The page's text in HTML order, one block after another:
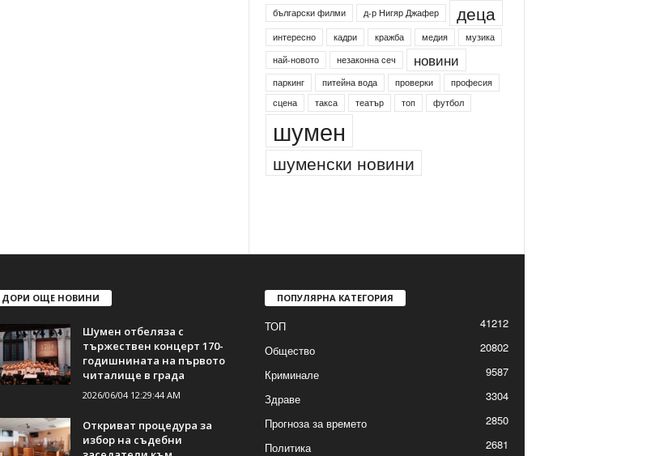
ПИН-код
Синя зона Яворов
банкомат
български филми
д-р Нигяр Джафер деца
интересно кадри кражба медия
най-новото
незаконна сеч новини
паркинг питейна вода проверки
професия
сцена
такса
шумен
ДОРИ ОЩЕ НОВИНИ
Шумен отбеляза с
тържествен концерт 170-
годишнината на първото
читалище в града
2026/06/04 12:29:44 AM
Откриват процедура за
ПОПУЛЯРНА КАТЕГОРИЯ
ТОП
41212
Общество
20802
Криминале
9587
Здраве
3304
Прогноза за времето
2850